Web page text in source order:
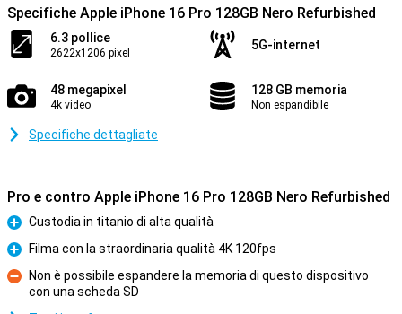
Specifiche Apple iPhone 16 Pro 128GB Nero Refurbished
6.3 pollice
2622x1206 pixel
5G-internet
48 megapixel
4k video
128 GB memoria
Non espandibile
Specifiche dettagliate
Pro e contro Apple iPhone 16 Pro 128GB Nero Refurbished
Pro
Custodia in titanio di alta qualità
Pro
Filma con la straordinaria qualità 4K 120fps
Contro
Non è possibile espandere la memoria di questo dispositivo
con una scheda SD